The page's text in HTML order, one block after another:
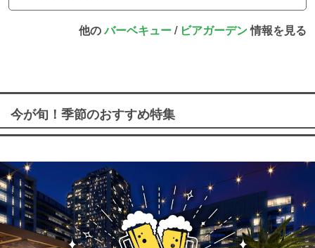
他のバーベキュー/ ビアガーデン情報を見る
今が旬！季節のおすすめ特集